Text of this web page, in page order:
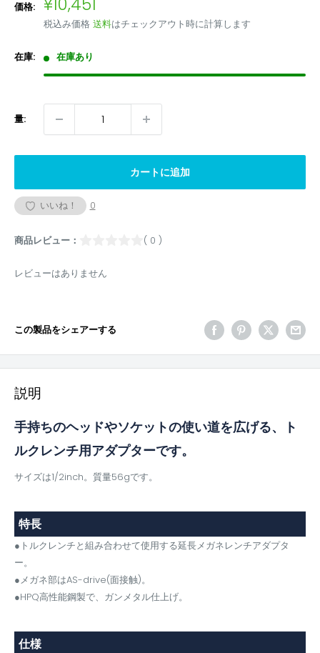
価格:
売
価
格
税込み価格 送料はチェックアウト時に計算します
在庫: 在庫あり
量:
カートに追加
いいね！ 0
商品レビュー： ( 0 )
レビューはありません
この製品をシェアーする
説明
手持ちのヘッドやソケットの使い道を広げる、ト
ルクレンチ用アダプターです。
サイズは1/2inch。質量56gです。
特長
●トルクレンチと組み合わせて使用する延長メガネレンチアダプタ
ー。
●メガネ部はAS-drive(面接触)。
●HPQ高性能鋼製で、ガンメタル仕上げ。
仕様